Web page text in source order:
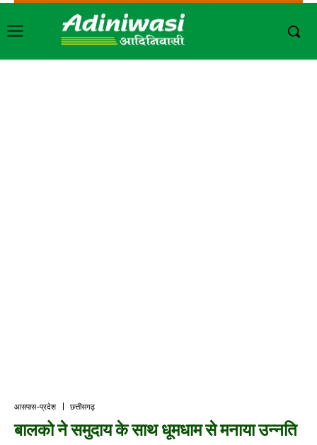
आसपास-प्रदेश छत्तीसगढ़
बालको ने समुदाय के साथ धूमधाम से मनाया उन्नति